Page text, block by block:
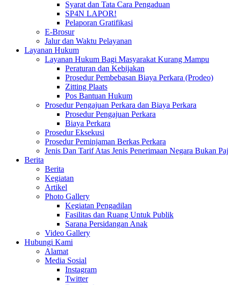
Syarat dan Tata Cara Pengaduan
SP4N LAPOR!
Pelaporan Gratifikasi
E-Brosur
Jalur dan Waktu Pelayanan
Layanan Hukum
Layanan Hukum Bagi Masyarakat Kurang Mampu
Peraturan dan Kebijakan
Prosedur Pembebasan Biaya Perkara (Prodeo)
Zitting Plaats
Pos Bantuan Hukum
Prosedur Pengajuan Perkara dan Biaya Perkara
Prosedur Pengajuan Perkara
Biaya Perkara
Prosedur Eksekusi
Prosedur Peminjaman Berkas Perkara
Jenis Dan Tarif Atas Jenis Penerimaan Negara Bukan
Berita
Berita
Kegiatan
Artikel
Photo Gallery
Kegiatan Pengadilan
Fasilitas dan Ruang Untuk Publik
Sarana Persidangan Anak
Video Gallery
Hubungi Kami
Alamat
Media Sosial
Instagram
Twitter